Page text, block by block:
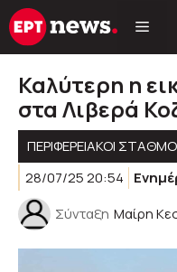
Μετάβαση
σε
Καλύτερη η
στα Λιβερά
ΠΕΡΙΦΕΡΕΙΑΚΟΊ
28/07/25 20:54
Σύνταξη Μαίρη